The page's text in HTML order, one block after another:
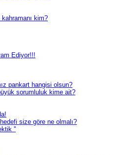
kim?
Ediyor!!!
pankart hangisi olsun?
sorumluluk kime ait?
size göre ne olmalı?
''